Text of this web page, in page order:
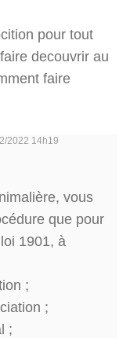
pour tout
decouvrir au
faire
2022 14h19
vous
que pour
1901, à
;
;
;